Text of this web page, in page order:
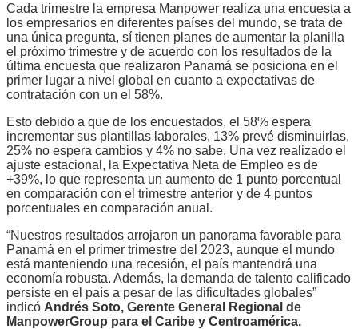
Cada trimestre la empresa Manpower realiza una encuesta a
los empresarios en diferentes países del mundo, se trata de
una única pregunta, sí tienen planes de aumentar la planilla
el próximo trimestre y de acuerdo con los resultados de la
última encuesta que realizaron Panamá se posiciona en el
primer lugar a nivel global en cuanto a expectativas de
contratación con un el 58%.
Esto debido a que de los encuestados, el 58% espera
incrementar sus plantillas laborales, 13% prevé disminuirlas,
25% no espera cambios y 4% no sabe. Una vez realizado el
ajuste estacional, la Expectativa Neta de Empleo es de
+39%, lo que representa un aumento de 1 punto porcentual
en comparación con el trimestre anterior y de 4 puntos
porcentuales en comparación anual.
“Nuestros resultados arrojaron un panorama favorable para
Panamá en el primer trimestre del 2023, aunque el mundo
está manteniendo una recesión, el país mantendrá una
economía robusta. Además, la demanda de talento calificado
persiste en el país a pesar de las dificultades globales”
indicó Andrés Soto, Gerente General Regional de
ManpowerGroup para el Caribe y Centroamérica.